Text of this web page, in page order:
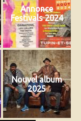
Annonce
Festivals 2024
Nouvel album
2025